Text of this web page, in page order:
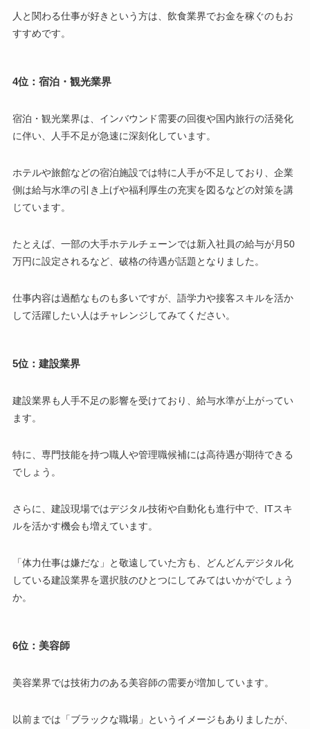
人と関わる仕事が好きという方は、飲食業界でお金を稼ぐのもお
すすめです。
4位：宿泊・観光業界
宿泊・観光業界は、インバウンド需要の回復や国内旅行の活発化
に伴い、人手不足が急速に深刻化しています。
ホテルや旅館などの宿泊施設では特に人手が不足しており、企業
側は給与水準の引き上げや福利厚生の充実を図るなどの対策を講
じています。
たとえば、一部の大手ホテルチェーンでは新入社員の給与が月50
万円に設定されるなど、破格の待遇が話題となりました。
仕事内容は過酷なものも多いですが、語学力や接客スキルを活か
して活躍したい人はチャレンジしてみてください。
5位：建設業界
建設業界も人手不足の影響を受けており、給与水準が上がってい
ます。
特に、専門技能を持つ職人や管理職候補には高待遇が期待できる
でしょう。
さらに、建設現場ではデジタル技術や自動化も進行中で、ITスキ
ルを活かす機会も増えています。
「体力仕事は嫌だな」と敬遠していた方も、どんどんデジタル化
している建設業界を選択肢のひとつにしてみてはいかがでしょう
か。
6位：美容師
美容業界では技術力のある美容師の需要が増加しています。
以前までは「ブラックな職場」というイメージもありましたが、